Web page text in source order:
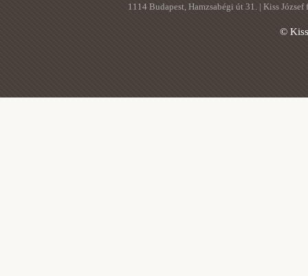
1114 Budapest, Hamzsabégi út 31. | Kiss
©